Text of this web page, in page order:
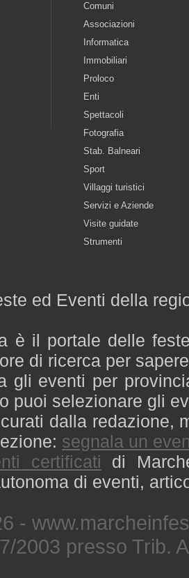
Comuni
Associazioni
Informatica
Immobiliari
Proloco
Enti
Spettacoli
Fotografia
Stab. Balneari
Sport
Villaggi turistici
Servizi e Aziende
Visite guidate
Strumenti
ed Eventi della
è il portale delle
di ricerca per
gli eventi per
puoi selezionare gli
dalla redazione,
segnala un
certificati di
di eventi,
-
2003 presso Trib.